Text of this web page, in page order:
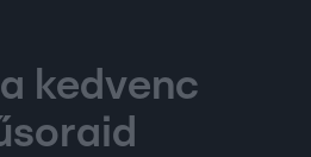
kedvenc